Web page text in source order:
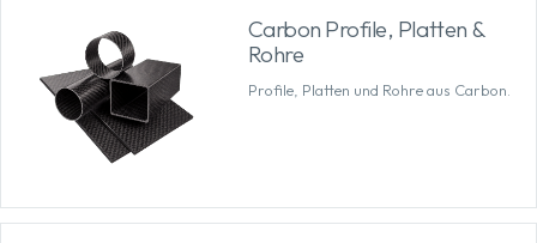
Carbon Profile, Platten &
Rohre
Profile, Platten und Rohre aus Carbon.